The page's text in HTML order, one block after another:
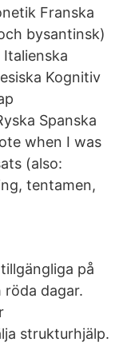
Franska
bysantinsk)
Kognitiv
Spanska
when I was
(also:
tentamen,
på
röda dagar.
strukturhjälp.